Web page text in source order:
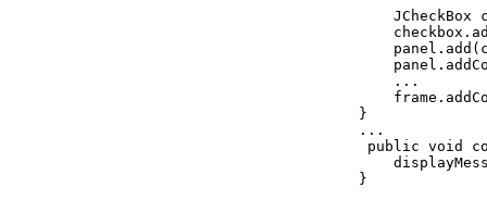
JCheckBox
        ...
    }
    ...
public void
    }